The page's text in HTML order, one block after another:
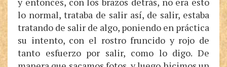
lo normal, trataba de salir así, de salir, estaba
tratando de salir de algo, poniendo en práctica
su intento, con el rostro fruncido y rojo de
tanto esfuerzo por salir, como lo digo. De